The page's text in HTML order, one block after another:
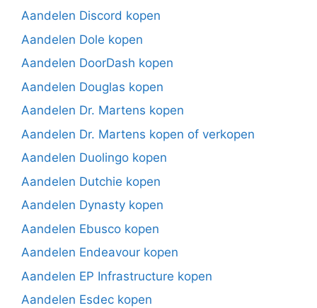
Aandelen Discord kopen
Aandelen Dole kopen
Aandelen DoorDash kopen
Aandelen Douglas kopen
Aandelen Dr. Martens kopen
Aandelen Dr. Martens kopen of verkopen
Aandelen Duolingo kopen
Aandelen Dutchie kopen
Aandelen Dynasty kopen
Aandelen Ebusco kopen
Aandelen Endeavour kopen
Aandelen EP Infrastructure kopen
Aandelen Esdec kopen